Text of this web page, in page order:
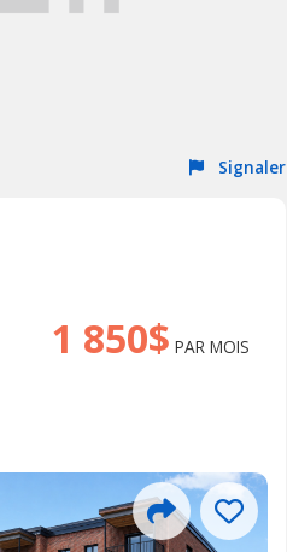
Signaler
1 850$ PAR MOIS